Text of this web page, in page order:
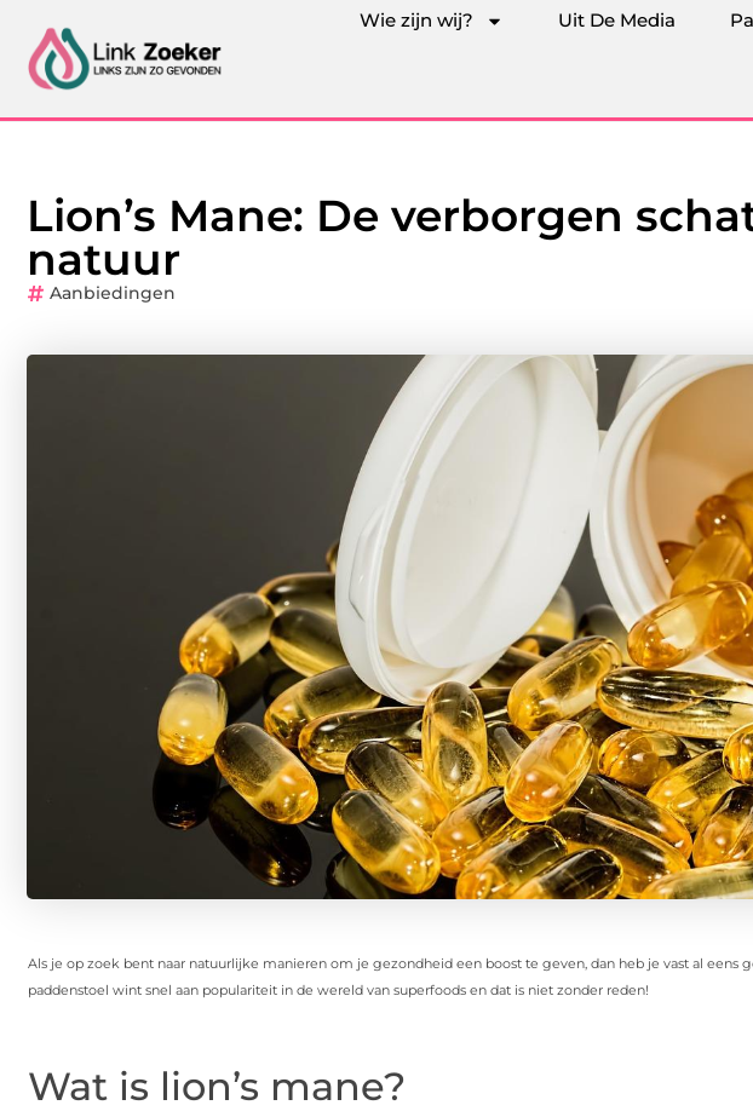
Wie zijn wij? Uit De Media
Lion’s Mane: De verborgen
natuur
Aanbiedingen
Als je op zoek bent naar natuurlijke manieren om je gezondheid een boost te geven, dan heb je vast al eens
paddenstoel wint snel aan populariteit in de wereld van superfoods en dat is niet zonder reden!
Wat is lion’s mane?